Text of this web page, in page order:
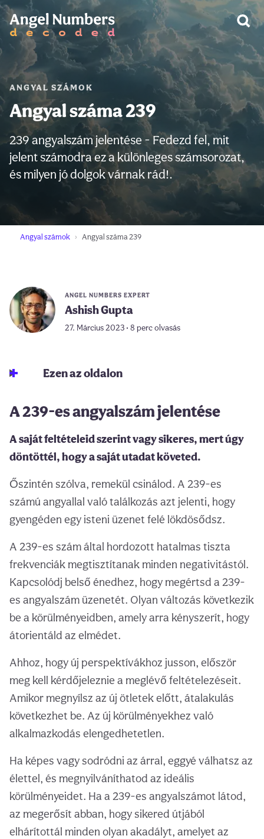
ANGYAL SZÁMOK
Angyal száma 239
239 angyalszám jelentése - Fedezd fel, mit
jelent számodra ez a különleges számsorozat,
és milyen jó dolgok várnak rád!.
Angyal számok Angyal száma 239
ANGEL NUMBERS EXPERT
Ashish Gupta
27. Március 2023 • 8 perc olvasás
Ezen az oldalon
A 239-es angyalszám jelentése
A saját feltételeid szerint vagy sikeres, mert úgy
döntöttél, hogy a saját utadat követed.
Őszintén szólva, remekül csinálod. A 239-es
számú angyallal való találkozás azt jelenti, hogy
gyengéden egy isteni üzenet felé lökdösődsz.
A 239-es szám által hordozott hatalmas tiszta
frekvenciák megtisztítanak minden negativitástól.
Kapcsolódj belső énedhez, hogy megértsd a 239-
es angyalszám üzenetét. Olyan változás következik
be a körülményeidben, amely arra kényszerít, hogy
átorientáld az elmédet.
Ahhoz, hogy új perspektívákhoz jusson, először
meg kell kérdőjeleznie a meglévő feltételezéseit.
Amikor megnyílsz az új ötletek előtt, átalakulás
következhet be. Az új körülményekhez való
alkalmazkodás elengedhetetlen.
Ha képes vagy sodródni az árral, eggyé válhatsz az
élettel, és megnyilváníthatod az ideális
körülményeidet. Ha a 239-es angyalszámot látod,
az megerősít abban, hogy sikered útjából
elhárítottál minden olyan akadályt, amelyet az
FIGYELEM: